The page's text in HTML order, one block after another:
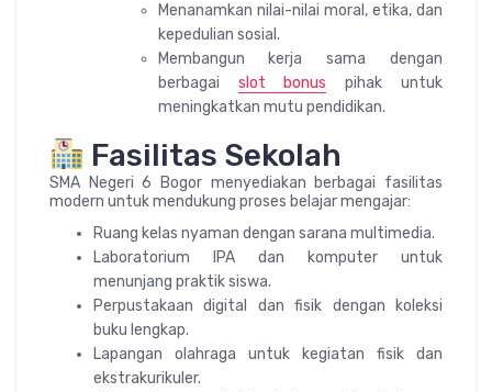
Menanamkan nilai-nilai moral, etika, dan
kepedulian sosial.
Membangun kerja sama dengan
berbagai slot bonus pihak untuk
meningkatkan mutu pendidikan.
Fasilitas Sekolah
SMA Negeri 6 Bogor menyediakan berbagai fasilitas
modern untuk mendukung proses belajar mengajar:
Ruang kelas nyaman dengan sarana multimedia.
Laboratorium IPA dan komputer untuk
menunjang praktik siswa.
Perpustakaan digital dan fisik dengan koleksi
buku lengkap.
Lapangan olahraga untuk kegiatan fisik dan
ekstrakurikuler.